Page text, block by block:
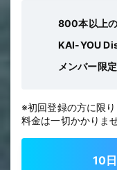
800本以上
KAI-YOU
メンバー限
※初回登録の方に限
料金は一切かかりませ
10